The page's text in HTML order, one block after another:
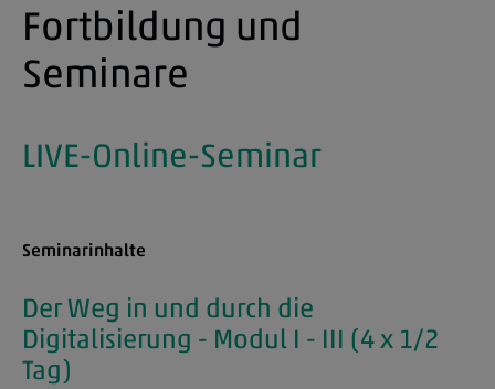
Fortbildung und
Seminare
LIVE-Online-Seminar
Seminarinhalte
Der Weg in und durch die
Digitalisierung - Modul I - III (4 x 1/2
Tag)